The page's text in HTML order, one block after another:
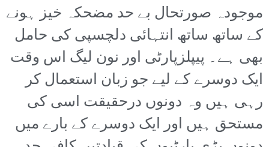
موجودہ صورتحال بے حد مضحکہ خیز ہونے
کے ساتھ ساتھ انتہائی دلچسپی کی حامل
بھی ہے۔ پیپلزپارٹی اور نون لیگ اس وقت
ایک دوسرے کے لیے جو زبان استعمال کر
رہی ہیں وہ دونوں درحقیقت اسی کی
مستحق ہیں اور ایک دوسرے کے بارے میں